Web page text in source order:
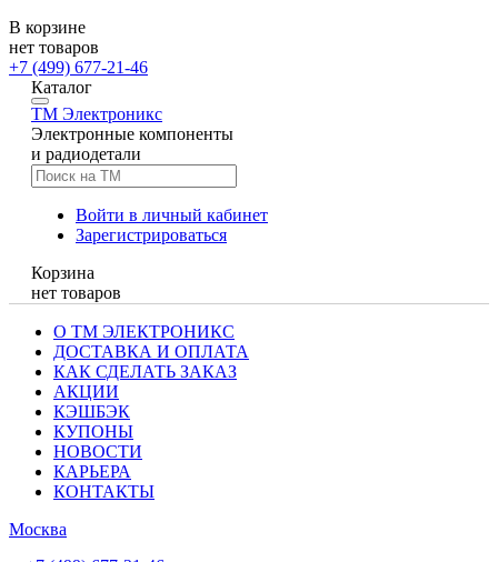
В корзине
нет товаров
+7 (499) 677-21-46
Каталог
TM Электроникс
Электронные компоненты
и радиодетали
Войти в личный кабинет
Зарегистрироваться
Корзина
нет товаров
О ТМ ЭЛЕКТРОНИКС
ДОСТАВКА И ОПЛАТА
КАК СДЕЛАТЬ ЗАКАЗ
АКЦИИ
КЭШБЭК
КУПОНЫ
НОВОСТИ
КАРЬЕРА
КОНТАКТЫ
Москва